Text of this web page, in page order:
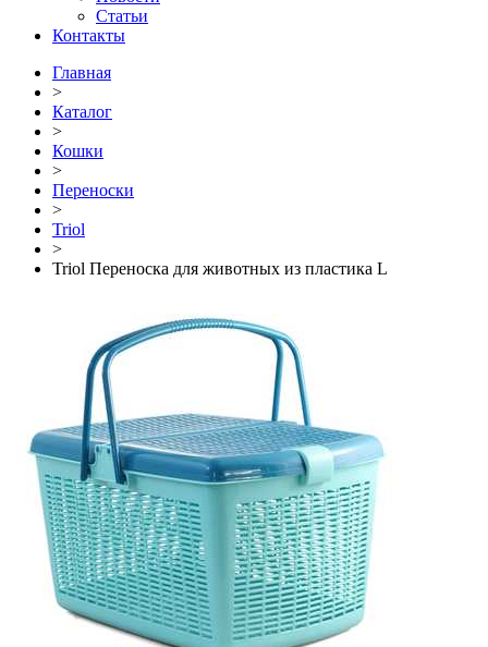
Статьи
Контакты
Главная
>
Каталог
>
Кошки
>
Переноски
>
Triol
>
Triol Переноска для животных из пластика L